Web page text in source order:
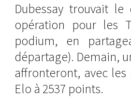
Dubessay trouvait
opération pour les
podium, en
départage). Demain,
affronteront, avec
Elo à 2537 points.